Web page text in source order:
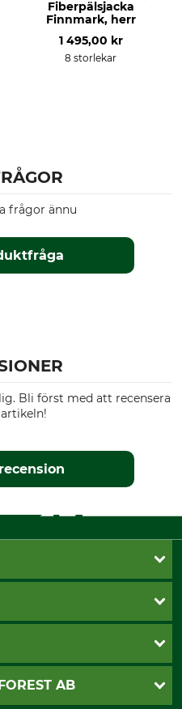
Torrengör inte
Fiberpälsjacka
Finnmark, herr
1 495,00 kr
8 storlekar
frågor ännu
Bli först med att recensera
AB